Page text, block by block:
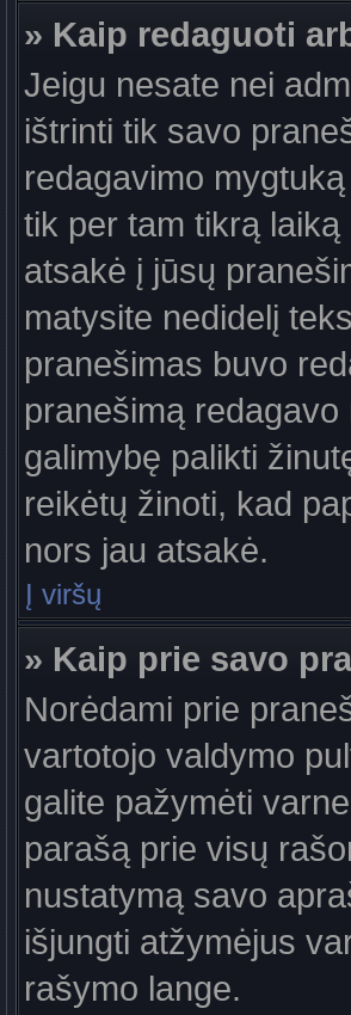
» Kaip redaguoti
Jeigu nesate nei
ištrinti tik savo
redagavimo
tik per tam tikrą
atsakė į jūsų
matysite nedidelį
pranešimas buvo
pranešimą
galimybę palikti
reikėtų žinoti, kad
nors jau atsakė.
Į viršų
» Kaip prie savo
Norėdami prie
vartotojo valdymo
galite pažymėti
parašą prie visų
nustatymą savo
išjungti atžymėjus
rašymo lange.